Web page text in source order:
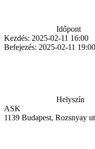
Időpont
Kezdés: 2025-02-11 16:00
Befejezés: 2025-02-11 19:00
Helyszín
ASK
1139 Budapest, Rozsnyay